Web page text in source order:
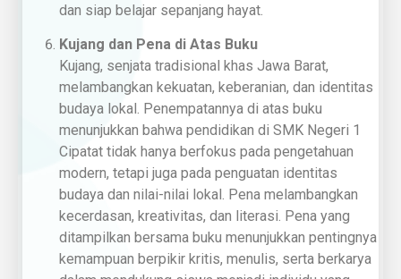
dan siap belajar sepanjang hayat.
Kujang dan Pena di Atas Buku
Kujang, senjata tradisional khas Jawa Barat,
melambangkan kekuatan, keberanian, dan identitas
budaya lokal. Penempatannya di atas buku
menunjukkan bahwa pendidikan di SMK Negeri 1
Cipatat tidak hanya berfokus pada pengetahuan
modern, tetapi juga pada penguatan identitas
budaya dan nilai-nilai lokal. Pena melambangkan
kecerdasan, kreativitas, dan literasi. Pena yang
ditampilkan bersama buku menunjukkan pentingnya
kemampuan berpikir kritis, menulis, serta berkarya